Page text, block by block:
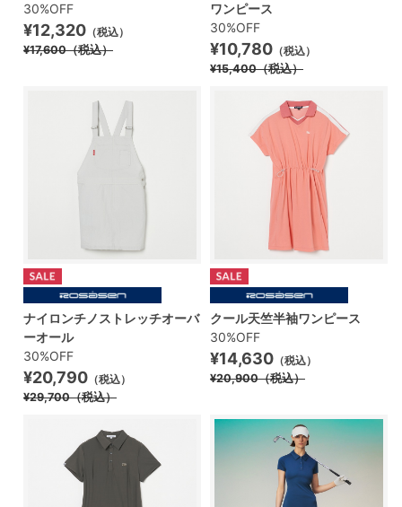
30%OFF
¥12,320 （税込）
¥17,600（税込）
ワンピース
30%OFF
¥10,780 （税込）
¥15,400（税込）
ナイロンチノストレッチオーバ
ーオール
30%OFF
¥20,790 （税込）
¥29,700（税込）
クール天竺半袖ワンピース
30%OFF
¥14,630 （税込）
¥20,900（税込）